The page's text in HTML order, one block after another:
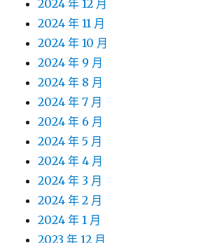
2024 年 12 月
2024 年 11 月
2024 年 10 月
2024 年 9 月
2024 年 8 月
2024 年 7 月
2024 年 6 月
2024 年 5 月
2024 年 4 月
2024 年 3 月
2024 年 2 月
2024 年 1 月
2023 年 12 月